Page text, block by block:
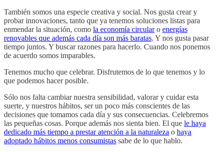
También somos una especie creativa y social. Nos gusta crear y
probar innovaciones, tanto que ya tenemos soluciones listas para
enmendar la situación, como la economía circularo energías
renovables que además cada día son más baratas. Y nos gusta pasar
tiempo juntos. Y buscar razones para hacerlo. Cuando nos ponemos
de acuerdo somos imparables.
Tenemos mucho que celebrar. Disfrutemos de lo que tenemos y lo
que podemos hacer posible.
Sólo nos falta cambiar nuestra sensibilidad, valorar y cuidar esta
suerte, y nuestros hábitos, ser un poco más conscientes de las
decisiones que tomamos cada día y sus consecuencias. Celebremos
las pequeñas cosas. Porque además nos sienta bien. El que le haya
dedicado más tiempo a prestar atención a la naturaleza o haya
adoptado hábitos menos consumistas sabe de lo que hablo.